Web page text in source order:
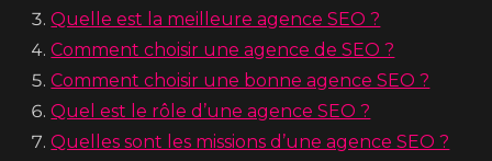
Quelle est la meilleure agence SEO ?
Comment choisir une agence de SEO ?
Comment choisir une bonne agence SEO ?
Quel est le rôle d’une agence SEO ?
Quelles sont les missions d’une agence SEO ?